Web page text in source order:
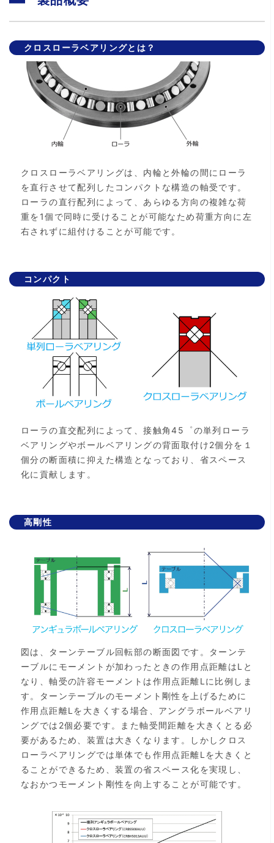
クロスローラベアリングとは？
クロスローラベアリングは、内輪と外輪の間にローラ
を直行させて配列したコンパクトな構造の軸受です。
ローラの直行配列によって、あらゆる方向の複雑な荷
重を1個で同時に受けることが可能なため荷重方向に左
右されずに組付けることが可能です。
コンパクト
ローラの直交配列によって、接触角45゜の単列ローラ
ベアリングやボールベアリングの背面取付け2個分を１
個分の断面積に抑えた構造となっており、省スペース
化に貢献します。
高剛性
図は、ターンテーブル回転部の断面図です。ターンテ
ーブルにモーメントが加わったときの作用点距離はLと
なり、軸受の許容モーメントは作用点距離Lに比例しま
す。ターンテーブルのモーメント剛性を上げるために
作用点距離Lを大きくする場合、アングラボールベアリ
ングでは2個必要です。また軸受間距離を大きくとる必
要があるため、装置は大きくなります。しかしクロス
ローラベアリングでは単体でも作用点距離Lを大きくと
ることができるため、装置の省スペース化を実現し、
なおかつモーメント剛性を向上することが可能です。